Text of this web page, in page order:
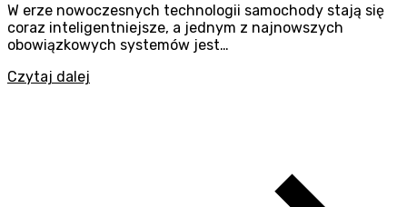
W erze nowoczesnych technologii samochody stają się
coraz inteligentniejsze, a jednym z najnowszych
obowiązkowych systemów jest…
Czytaj dalej